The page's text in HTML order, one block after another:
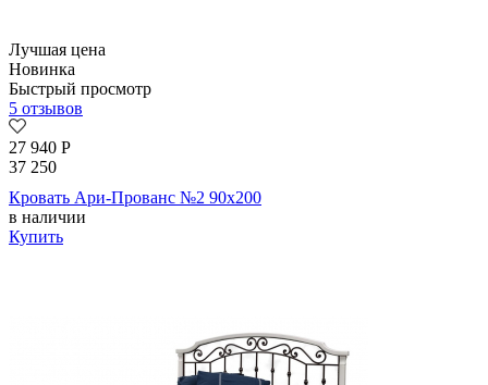
Лучшая цена
Новинка
Быстрый просмотр
5 отзывов
27 940 Р
37 250
Кровать Ари-Прованс №2 90х200
в наличии
Купить